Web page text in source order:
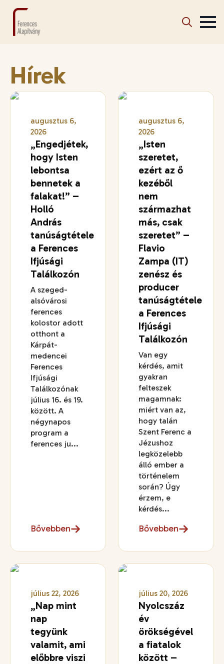
Hírek
augusztus 6,
2026
„Engedjétek,
hogy Isten
lebontsa
bennetek a
falakat!” –
Holló
András
tanúságtétele
a Ferences
Ifjúsági
Találkozón
A szeged-
alsóvárosi
ferences
kolostor adott
otthont a
Kárpát-
medencei
Ferences
Ifjúsági
Találkozónak
július 16. és 19.
között. A
négynapos
program a
ferences ju...
Bővebben
augusztus 6,
2026
„Isten
szeretet,
ezért az ő
kezéből
nem
származhat
más, csak
szeretet” –
Flavio
Zampa (IT)
zenész és
producer
tanúságtétele
a Ferences
Ifjúsági
Találkozón
Van egy
kérdés, amit
gyakran
felteszek
magamnak:
miért van az,
hogy talán
Szent Ferenc a
Jézushoz
legközelebb
álló ember a
történelem
során? Úgy
érzem, e
kérdés...
Bővebben
július 22, 2026
„Nap mint
nap
tegyünk
valamit, ami
előbbre viszi
július 20, 2026
Nyolcszáz
év
örökségével
a fiatalok
között –